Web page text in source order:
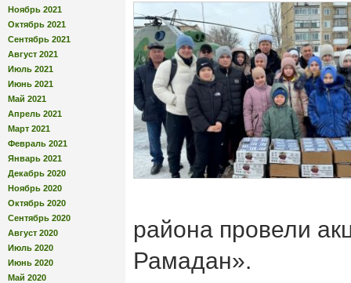
Ноябрь 2021
Октябрь 2021
Сентябрь 2021
Август 2021
Июль 2021
Июнь 2021
Май 2021
Апрель 2021
Март 2021
Февраль 2021
Январь 2021
Декабрь 2020
Ноябрь 2020
Октябрь 2020
Сентябрь 2020
Август 2020
Июль 2020
Июнь 2020
Май 2020
района провели
Рамадан».